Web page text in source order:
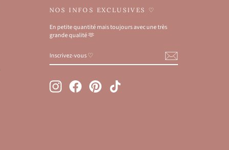
NOS INFOS EXCLUSIVES ♡
En petite quantité mais toujours avec une très
grande qualité 🫶
VOUS
♡
InstagramFacebookPinterestTikTok